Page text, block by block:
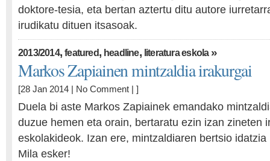
doktore-tesia, eta bertan aztertu ditu autore
irudikatu dituen itsasoak.
2013/2014,featured, headline, literatura eskola»
Markos Zapiainen mintzaldia irakurgai
[28 Jan 2014 | No Comment | ]
Duela bi aste Markos Zapiainek emandako
duzue hemen eta orain, bertaratu ezin izan zineten
eskolakideok. Izan ere, mintzaldiaren bertsio
Mila esker!